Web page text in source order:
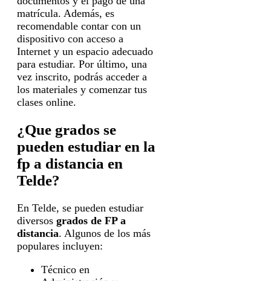
matrícula. Además, es
recomendable contar con un
dispositivo con acceso a
Internet y un espacio adecuado
para estudiar. Por último, una
vez inscrito, podrás acceder a
los materiales y comenzar tus
clases online.
¿Que grados se
pueden estudiar en la
fp a distancia en
Telde?
En Telde, se pueden estudiar
diversos grados de FP a
distancia. Algunos de los más
populares incluyen:
Técnico en